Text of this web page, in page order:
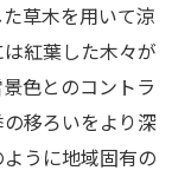
草木を用いて涼
紅葉した木々が
色とのコントラ
移ろいをより深
うに地域固有の